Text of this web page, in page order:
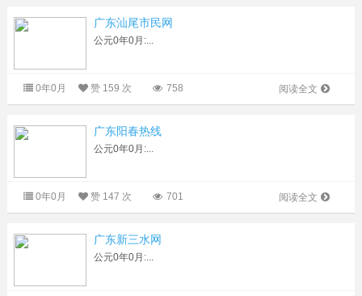
广东汕尾市民网
公元0年0月:...
阅读全文
0年0月 赞 159 次 758
广东阳春热线
公元0年0月:...
阅读全文
0年0月 赞 147 次 701
广东新三水网
公元0年0月:...